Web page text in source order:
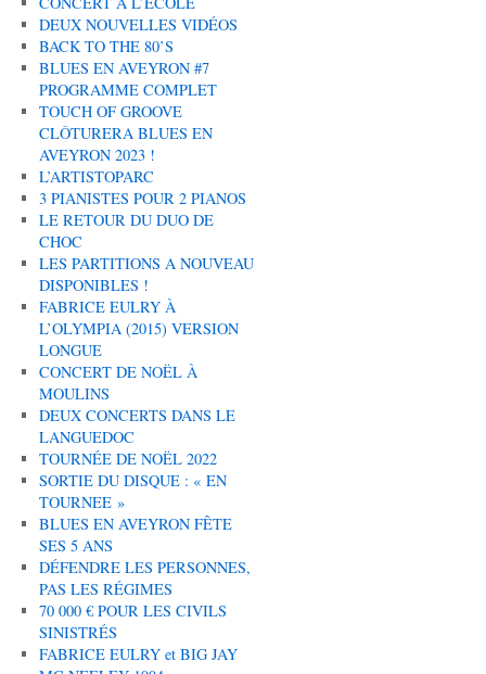
DEUX NOUVELLES VIDÉOS
BACK TO THE 80’S
BLUES EN AVEYRON #7
PROGRAMME COMPLET
TOUCH OF GROOVE
CLÔTURERA BLUES EN
AVEYRON 2023 !
L’ARTISTOPARC
3 PIANISTES POUR 2 PIANOS
LE RETOUR DU DUO DE
CHOC
LES PARTITIONS A NOUVEAU
DISPONIBLES !
FABRICE EULRY À
L’OLYMPIA (2015) VERSION
LONGUE
CONCERT DE NOËL À
MOULINS
DEUX CONCERTS DANS LE
LANGUEDOC
TOURNÉE DE NOËL 2022
SORTIE DU DISQUE : « EN
TOURNEE »
BLUES EN AVEYRON FÊTE
SES 5 ANS
DÉFENDRE LES PERSONNES,
PAS LES RÉGIMES
70 000 € POUR LES CIVILS
SINISTRÉS
FABRICE EULRY et BIG JAY